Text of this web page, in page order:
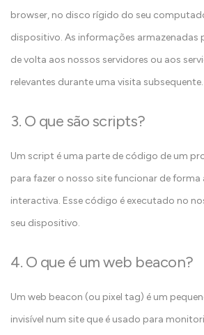
browser, no disco rígido do seu
dispositivo. As informações armazenadas
de volta aos nossos servidores ou aos
relevantes durante uma visita subsequente.
3. O que são scripts?
Um script é uma parte de código de um
para fazer o nosso site funcionar de forma
interactiva. Esse código é executado no
seu dispositivo.
4. O que é um web beacon?
Um web beacon (ou pixel tag) é um
invisível num site que é usado para